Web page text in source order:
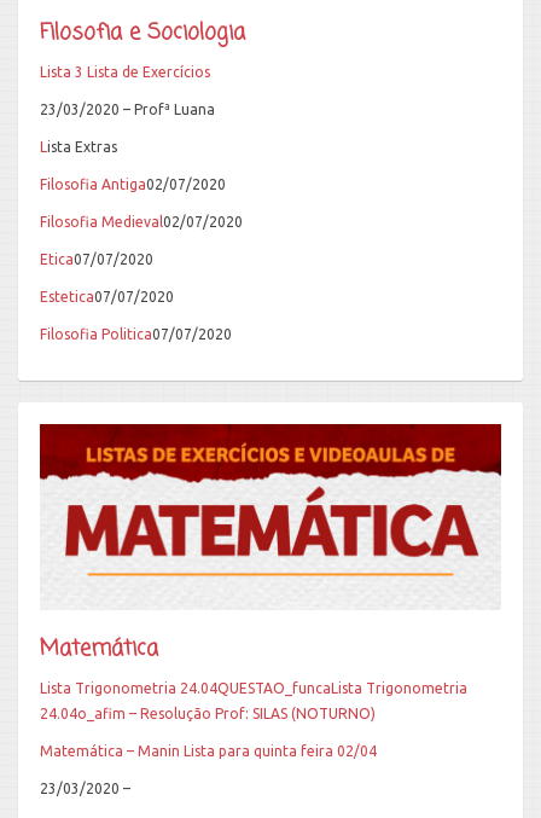
Filosofia e Sociologia
Lista 3 Lista de Exercícios
23/03/2020 – Profª Luana
ista Extras
Filosofia Antiga02/07/2020
Filosofia Medieval02/07/2020
Etica07/07/2020
Estetica07/07/2020
Filosofia Politica07/07/2020
Matemática
Lista Trigonometria 24.04QUESTAO_funca Lista Trigonometria
24.04o_afim – Resolução Prof: SILAS (NOTURNO)
Matemática – Manin Lista para quinta feira 02/04
23/03/2020 –